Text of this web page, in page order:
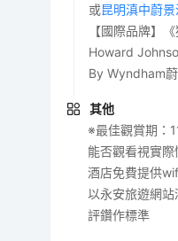
或昆明滇中蔚
【國際品牌】
Howard
By Wyndham
其他
※最佳觀賞期：
能否觀看視實際
酒店免費提供
以永安旅遊網
評鑽作標準